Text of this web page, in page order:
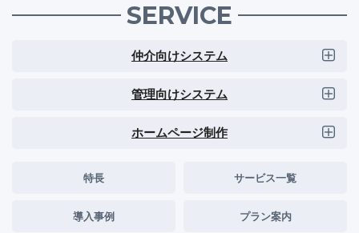
SERVICE
仲介向けシステム
管理向けシステム
ホームページ制作
特長 サービス一覧
導入事例 プラン案内